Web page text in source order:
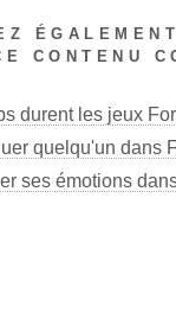
CONTENU
durent les jeux
quelqu'un dans
ses émotions